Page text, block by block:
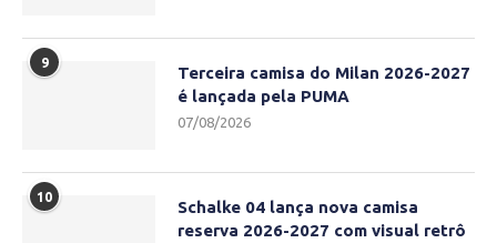
9
Terceira camisa do Milan 2026-2027
é lançada pela PUMA
07/08/2026
10
Schalke 04 lança nova camisa
reserva 2026-2027 com visual retrô